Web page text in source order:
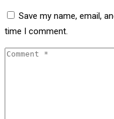
Save my name, email,
time I comment.